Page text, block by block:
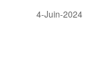
4-Juin-2024